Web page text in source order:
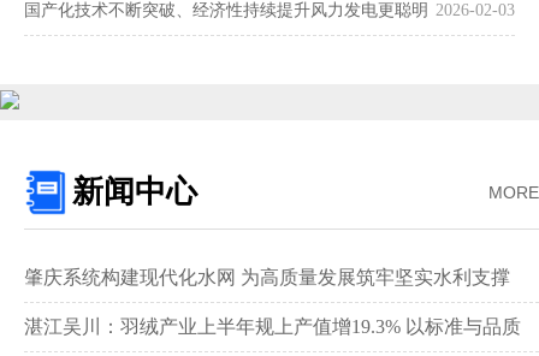
2026-02-03
国产化技术不断突破、经济性持续提升风力发电更聪明
MORE
新闻中心
肇庆系统构建现代化水网 为高质量发展筑牢坚实水利支撑‌
湛江吴川：羽绒产业上半年规上产值增19.3% 以标准与品质